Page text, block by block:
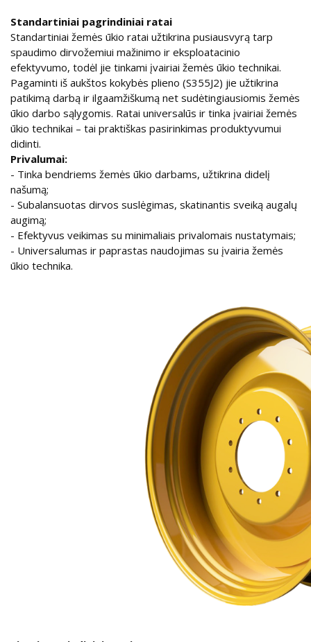
Standartiniai pagrindiniai ratai
Standartiniai žemės ūkio ratai užtikrina pusiausvyrą tarp
spaudimo dirvožemiui mažinimo ir eksploatacinio
efektyvumo, todėl jie tinkami įvairiai žemės ūkio technikai.
Pagaminti iš aukštos kokybės plieno (S355J2) jie užtikrina
patikimą darbą ir ilgaamžiškumą net sudėtingiausiomis žemės
ūkio darbo sąlygomis. Ratai universalūs ir tinka įvairiai žemės
ūkio technikai – tai praktiškas pasirinkimas produktyvumui
didinti.
Privalumai:
- Tinka bendriems žemės ūkio darbams, užtikrina didelį
našumą;
- Subalansuotas dirvos suslėgimas, skatinantis sveiką augalų
augimą;
- Efektyvus veikimas su minimaliais privalomais nustatymais;
- Universalumas ir paprastas naudojimas su įvairia žemės
ūkio technika.